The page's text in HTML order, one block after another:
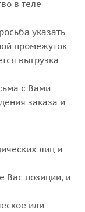
в теле
указать
промежуток
выгрузка
с Вами
заказа и
лиц и
Вас позиции, и
или